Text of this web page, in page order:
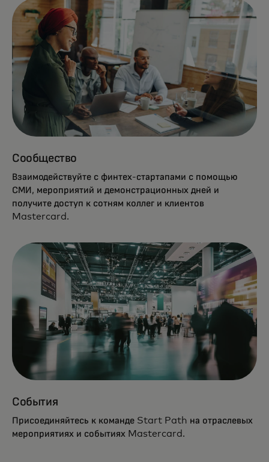
Сообщество
Взаимодействуйте с финтех-стартапами с помощью
СМИ, мероприятий и демонстрационных дней и
получите доступ к сотням коллег и клиентов
Mastercard.
События
Присоединяйтесь к команде Start Path на отраслевых
мероприятиях и событиях Mastercard.